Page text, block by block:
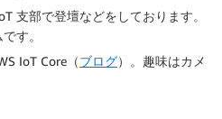
支部で登壇などをしております。
す。
IoT Core（ブログ）。趣味はカメ